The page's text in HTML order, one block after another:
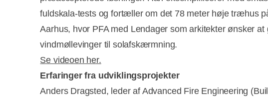
fuldskala-tests og fortæller om det 78 meter høje træhus
Aarhus, hvor PFA med Lendager som arkitekter ønsker at
vindmøllevinger til solafskærmning.
Se videoen her.
Erfaringer fra udviklingsprojekter
Anders Dragsted, leder af Advanced Fire Engineering